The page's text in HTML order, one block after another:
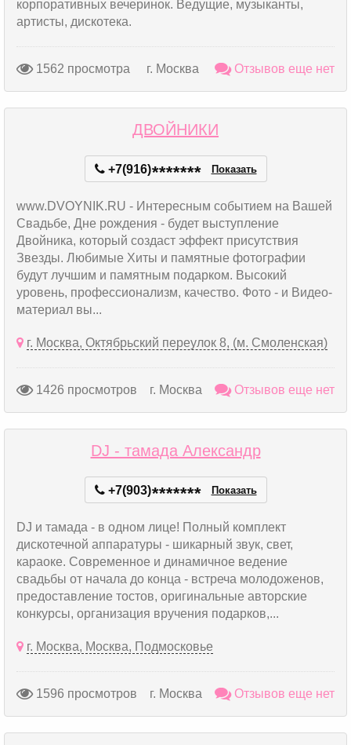
корпоративных вечеринок. Ведущие, музыканты,
артисты, дискотека.
1562 просмотра г. Москва Отзывов еще нет
ДВОЙНИКИ
+7(916)******* Показать
www.DVOYNIK.RU - Интересным событием на Вашей
Свадьбе, Дне рождения - будет выступление
Двойника, который создаст эффект присутствия
Звезды. Любимые Хиты и памятные фотографии
будут лучшим и памятным подарком. Высокий
уровень, профессионализм, качество. Фото - и Видео-
материал вы...
г. Москва, Октябрьский переулок 8, (м. Смоленская)
1426 просмотров г. Москва Отзывов еще нет
DJ - тамада Александр
+7(903)******* Показать
DJ и тамада - в одном лице! Полный комплект
дискотечной аппаратуры - шикарный звук, свет,
караоке. Современное и динамичное ведение
свадьбы от начала до конца - встреча молодоженов,
предоставление тостов, оригинальные авторские
конкурсы, организация вручения подарков,...
г. Москва, Москва, Подмосковье
1596 просмотров г. Москва Отзывов еще нет